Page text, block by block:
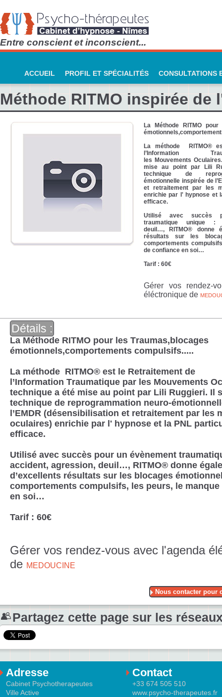
Entre conscient et inconscient...
ACCUEIL PROFIL ET SPÉCIALITÉS CONSULTATIONS
Méthode RITMO inspirée de
La Méthode RITMO
La méthode RITMO®
l’Information
les Mouvements
mise au point par Lili
technique de
émotionnelle inspirée de
et retraitement par les
enrichie par l' hypnose et
efficace.
Utilisé avec succès
traumatique unique :
deuil…, RITMO® donne
résultats sur les
comportements
de confiance en soi…
Tarif : 60€
Gérer vos rendez-
éléctronique de
Détails :
La Méthode RITMO pour les Traumas,blocages
émotionnels,comportements compulsifs.....
La méthode RITMO® est le Retraitement de
l’Information Traumatique par les Mouvements
technique a été mise au point par Lili Ruggieri. Il
technique de reprogrammation neuro-
l’EMDR (désensibilisation et retraitement par les
oculaires) enrichie par l' hypnose et la PNL
efficace.
Utilisé avec succès pour un évènement
accident, agression, deuil…, RITMO® donne
d’excellents résultats sur les blocages
comportements compulsifs, les peurs, le
en soi…
Tarif : 60€
Gérer vos rendez-vous avec l'agenda
de MEDOUCINE
Nous contacter pour
Partagez cette page sur les
Adresse
Cabinet Psychotherapeutes
Ville Active
Contact
+33 674 505 510
www.psycho-therapeutes.fr